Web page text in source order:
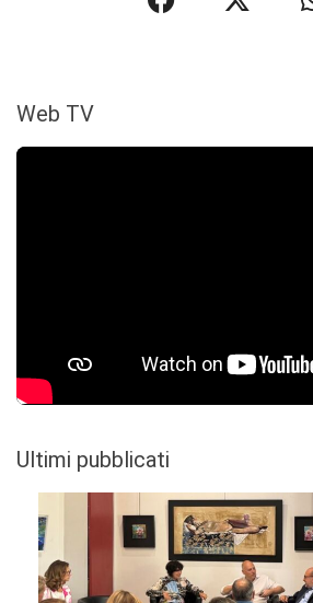
Web TV
Ultimi pubblicati